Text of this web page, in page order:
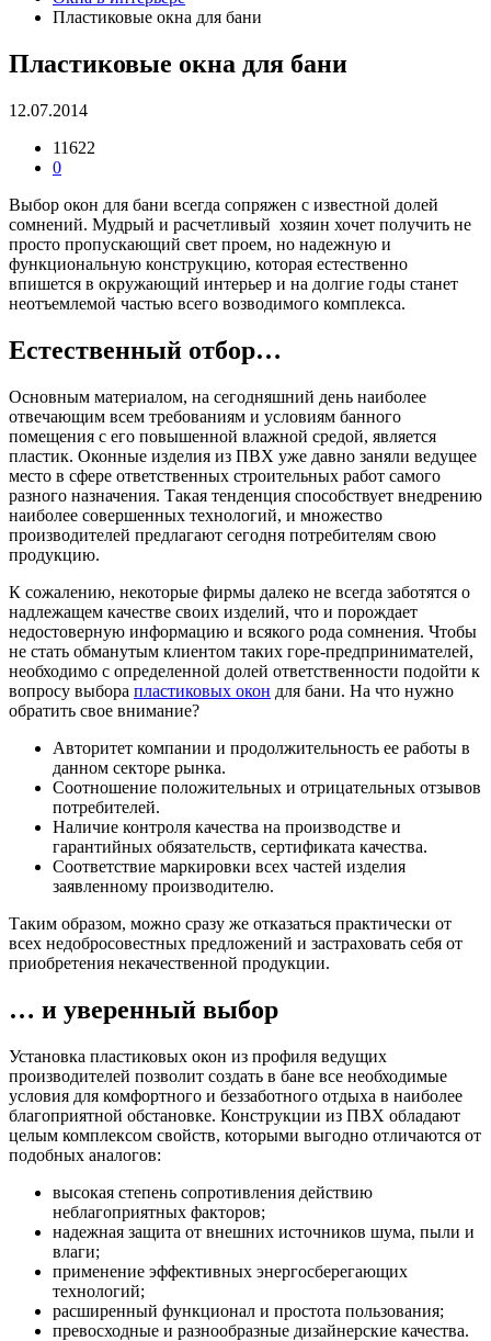
Пластиковые окна для бани
Пластиковые окна для бани
12.07.2014
11622
0
Выбор окон для бани всегда сопряжен с известной долей
сомнений. Мудрый и расчетливый хозяин хочет получить не
просто пропускающий свет проем, но надежную и
функциональную конструкцию, которая естественно
впишется в окружающий интерьер и на долгие годы станет
неотъемлемой частью всего возводимого комплекса.
Естественный отбор…
Основным материалом, на сегодняшний день наиболее
отвечающим всем требованиям и условиям банного
помещения с его повышенной влажной средой, является
пластик. Оконные изделия из ПВХ уже давно заняли ведущее
место в сфере ответственных строительных работ самого
разного назначения. Такая тенденция способствует внедрению
наиболее совершенных технологий, и множество
производителей предлагают сегодня потребителям свою
продукцию.
К сожалению, некоторые фирмы далеко не всегда заботятся о
надлежащем качестве своих изделий, что и порождает
недостоверную информацию и всякого рода сомнения. Чтобы
не стать обманутым клиентом таких горе-предпринимателей,
необходимо с определенной долей ответственности подойти к
вопросу выбора пластиковых окон для бани. На что нужно
обратить свое внимание?
Авторитет компании и продолжительность ее работы в
данном секторе рынка.
Соотношение положительных и отрицательных отзывов
потребителей.
Наличие контроля качества на производстве и
гарантийных обязательств, сертификата качества.
Соответствие маркировки всех частей изделия
заявленному производителю.
Таким образом, можно сразу же отказаться практически от
всех недобросовестных предложений и застраховать себя от
приобретения некачественной продукции.
… и уверенный выбор
Установка пластиковых окон из профиля ведущих
производителей позволит создать в бане все необходимые
условия для комфортного и беззаботного отдыха в наиболее
благоприятной обстановке. Конструкции из ПВХ обладают
целым комплексом свойств, которыми выгодно отличаются от
подобных аналогов:
высокая степень сопротивления действию
неблагоприятных факторов;
надежная защита от внешних источников шума, пыли и
влаги;
применение эффективных энергосберегающих
технологий;
расширенный функционал и простота пользования;
превосходные и разнообразные дизайнерские качества.